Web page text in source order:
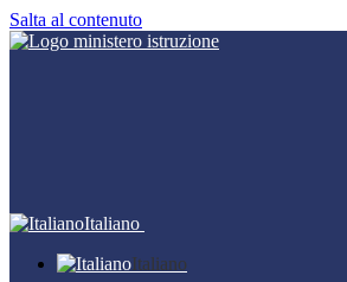
Salta al contenuto
Italiano
Italiano